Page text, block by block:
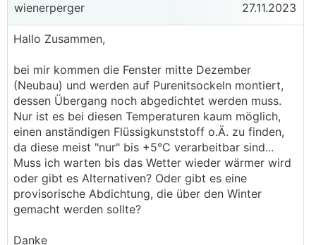
wienerperger 27.11.2023
Hallo Zusammen,
bei mir kommen die Fenster mitte Dezember
(Neubau) und werden auf Purenitsockeln montiert,
dessen Übergang noch abgedichtet werden muss.
Nur ist es bei diesen Temperaturen kaum möglich,
einen anständigen Flüssigkunststoff o.Ä. zu finden,
da diese meist "nur" bis +5°C verarbeitbar sind...
Muss ich warten bis das Wetter wieder wärmer wird
oder gibt es Alternativen? Oder gibt es eine
provisorische Abdichtung, die über den Winter
gemacht werden sollte?
Danke